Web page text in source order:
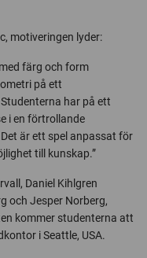
motiveringen lyder:
färg och form
på ett
har på ett
i en förtrollande
är ett spel anpassat för
till kunskap.”
Daniel Kihlgren
och Jesper Norberg,
kommer studenterna att
i Seattle, USA.